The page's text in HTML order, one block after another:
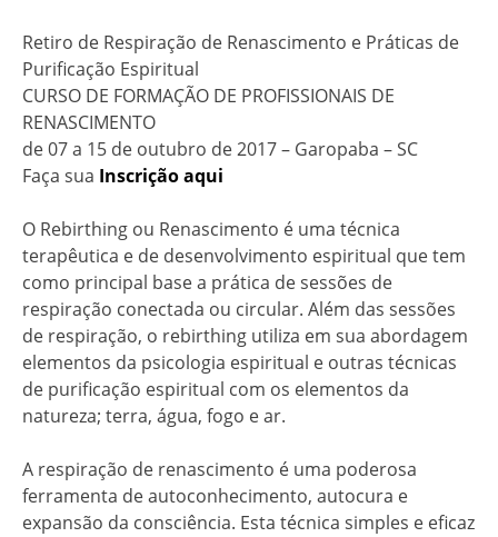
Retiro de Respiração de Renascimento e Práticas de
Purificação Espiritual
CURSO DE FORMAÇÃO DE PROFISSIONAIS DE
RENASCIMENTO
de 07 a 15 de outubro de 2017 – Garopaba – SC
Faça sua Inscrição aqui
O Rebirthing ou Renascimento é uma técnica
terapêutica e de desenvolvimento espiritual que tem
como principal base a prática de sessões de
respiração conectada ou circular. Além das sessões
de respiração, o rebirthing utiliza em sua abordagem
elementos da psicologia espiritual e outras técnicas
de purificação espiritual com os elementos da
natureza; terra, água, fogo e ar.
A respiração de renascimento é uma poderosa
ferramenta de autoconhecimento, autocura e
expansão da consciência. Esta técnica simples e eficaz